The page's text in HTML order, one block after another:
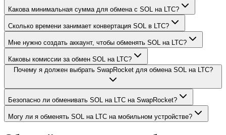
Какова минимальная сумма для обмена с SOL на LTC?
Сколько времени занимает конвертация SOL в LTC?
Мне нужно создать аккаунт, чтобы обменять SOL на LTC?
Каковы комиссии за обмен SOL на LTC?
Почему я должен выбрать SwapRocket для обмена SOL на LTC?
Безопасно ли обменивать SOL на LTC на SwapRocket?
Могу ли я обменять SOL на LTC на мобильном устройстве?